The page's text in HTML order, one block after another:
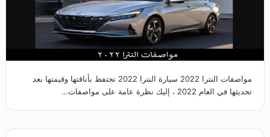
مواصفات النترا 2022 سيارة النترا 2022 تحتفظ بأناقتها وقيمتها بعد
تحديثها في العام 2022 ، إليك نظرة عامة على مواصفات…